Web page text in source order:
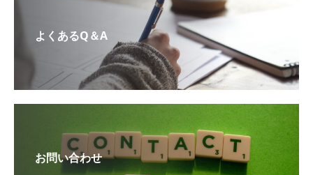
よくあるQ＆A
お問い合わせ